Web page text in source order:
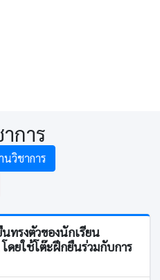
การ
วิชาการ
ทรงตัวของนักเรียน
ดยใช้โต๊ะฝึกยืนร่วมกับการ